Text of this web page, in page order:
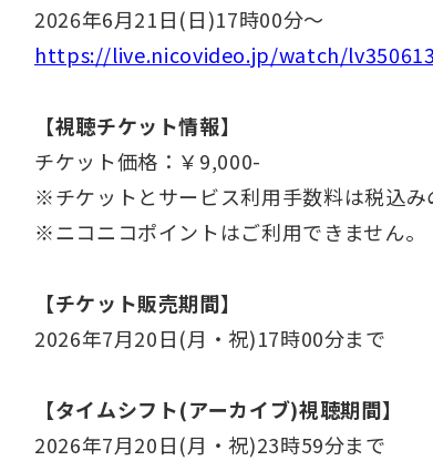
2026年6月21日(日)17時00分〜
https://live.nicovideo.jp/watch/
【視聴チケット情報】
チケット価格：￥9,000-
※チケットとサービス利用手数料は税込み
※ニコニコポイントはご利用できません。
【チケット販売期間】
2026年7月20日(月・祝)17時00分まで
【タイムシフト(アーカイブ)視聴期間】
2026年7月20日(月・祝)23時59分まで